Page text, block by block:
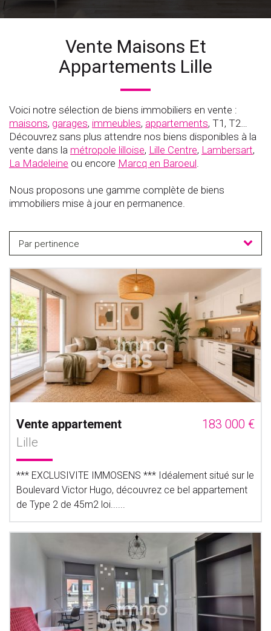
Vente Maisons Et
Appartements Lille
Voici notre sélection de biens immobiliers en vente :
maisons, garages, immeubles, appartements, T1, T2…
Découvrez sans plus attendre nos biens disponibles à la
vente dans la métropole lilloise, Lille Centre, Lambersart,
La Madeleine ou encore Marcq en Baroeul.
Nous proposons une gamme complète de biens
immobiliers mise à jour en permanence.
Par pertinence
Vente appartement
183 000 €
Lille
*** EXCLUSIVITE IMMOSENS *** Idéalement situé sur le
Boulevard Victor Hugo, découvrez ce bel appartement
de Type 2 de 45m2 loi......